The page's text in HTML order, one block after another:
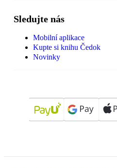
Sledujte nás
Mobilní aplikace
Kupte si knihu Čedok
Novinky